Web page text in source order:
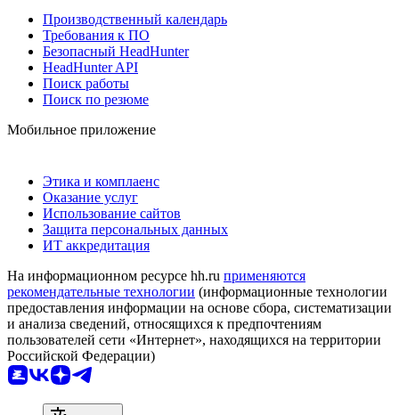
Производственный календарь
Требования к ПО
Безопасный HeadHunter
HeadHunter API
Поиск работы
Поиск по резюме
Мобильное приложение
Этика и комплаенс
Оказание услуг
Использование сайтов
Защита персональных данных
ИТ аккредитация
На информационном ресурсе hh.ru применяются
рекомендательные технологии (информационные технологии
предоставления информации на основе сбора, систематизации
и анализа сведений, относящихся к предпочтениям
пользователей сети «Интернет», находящихся на территории
Российской Федерации)